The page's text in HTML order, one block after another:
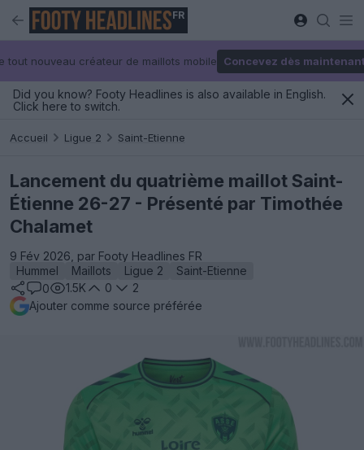
FR
tout nouveau créateur de maillots mobile Concevez dès
Did you know? Footy Headlines is also available in English.
Click here to switch.
Accueil Ligue 2 Saint-Etienne
Lancement du quatrième maillot Saint-
Étienne 26-27 - Présenté par Timothée
Chalamet
9 Fév 2026, par Footy Headlines FR
Hummel
Maillots Ligue 2
Saint-Etienne
0
1.5K 0
2
Ajouter comme source préférée